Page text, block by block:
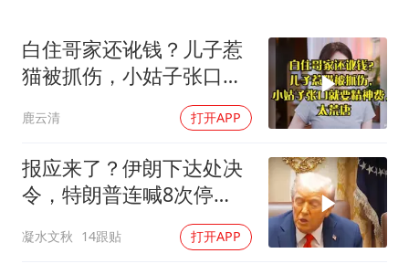
女主硬加吻戏短剧已下架
浙江台州《告全体市民书》
香港宏福苑火灾或由烟头引起
人民的健康、体质、幸福一脉相承
白住哥家还讹钱？儿子惹
猫被抓伤，小姑子张口就
鹿云清 打开APP
报应来了？伊朗下达处决
令，特朗普连喊8次停
手，海外资产遭清算
凝水文秋 14跟贴 打开APP